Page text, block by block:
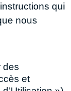
qui
nous
des
et